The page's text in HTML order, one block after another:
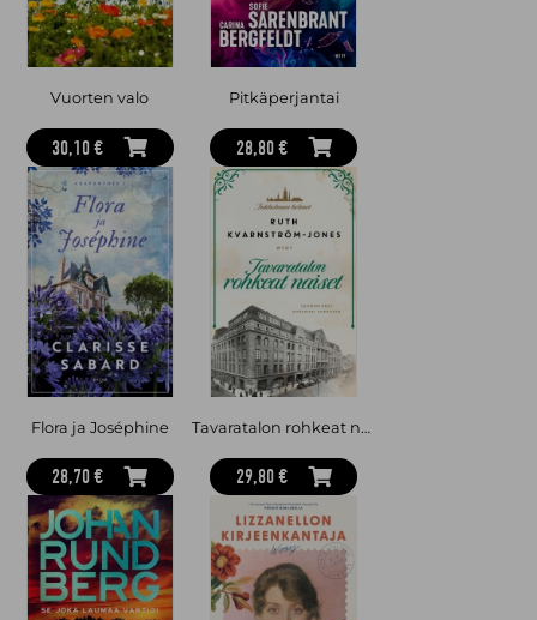
Vuorten valo
30,10 €
Pitkäperjantai
28,80 €
Flora ja Joséphine
28,70 €
Tavaratalon rohkeat naiset
29,80 €